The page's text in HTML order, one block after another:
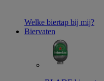
Welke biertap bij mij?
Biervaten